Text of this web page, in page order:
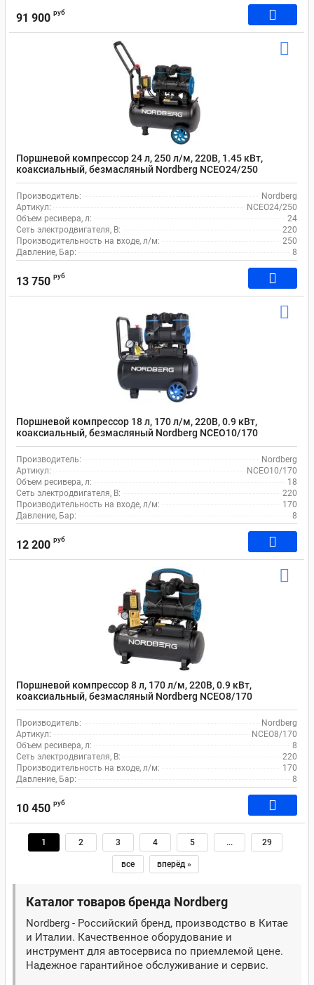
91 900 руб
Поршневой компрессор 24 л, 250 л/м, 220В, 1.45 кВт,
коаксиальный, безмасляный Nordberg NCEO24/250
Производитель:
Nordberg
Артикул:
NCEO24/250
Объем ресивера, л:
24
Сеть электродвигателя, В:
220
Производительность на входе, л/м:
250
Давление, Бар:
8
13 750 руб
Поршневой компрессор 18 л, 170 л/м, 220В, 0.9 кВт,
коаксиальный, безмасляный Nordberg NCEO10/170
Производитель:
Nordberg
Артикул:
NCEO10/170
Объем ресивера, л:
18
Сеть электродвигателя, В:
220
Производительность на входе, л/м:
170
Давление, Бар:
8
12 200 руб
Поршневой компрессор 8 л, 170 л/м, 220В, 0.9 кВт,
коаксиальный, безмасляный Nordberg NCEO8/170
Производитель:
Nordberg
Артикул:
NCEO8/170
Объем ресивера, л:
8
Сеть электродвигателя, В:
220
Производительность на входе, л/м:
170
Давление, Бар:
8
10 450 руб
1 2 3 4 5 ... 29
все вперёд »
Каталог товаров бренда Nordberg
Nordberg - Российский бренд, производство в Китае
и Италии. Качественное оборудование и
инструмент для автосервиса по приемлемой цене.
Надежное гарантийное обслуживание и сервис.